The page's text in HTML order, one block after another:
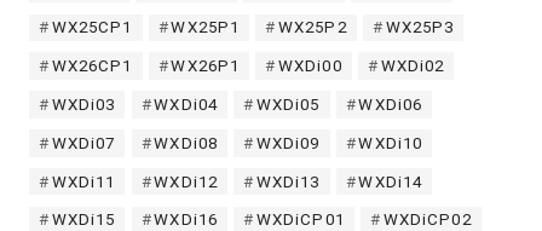
WX25CP1 WX25P1 WX25P2 WX25P3
WX26CP1 WX26P1 WXDi00 WXDi02
WXDi03 WXDi04 WXDi05 WXDi06
WXDi07 WXDi08 WXDi09 WXDi10
WXDi11 WXDi12 WXDi13 WXDi14
WXDi15 WXDi16 WXDiCP01 WXDiCP02